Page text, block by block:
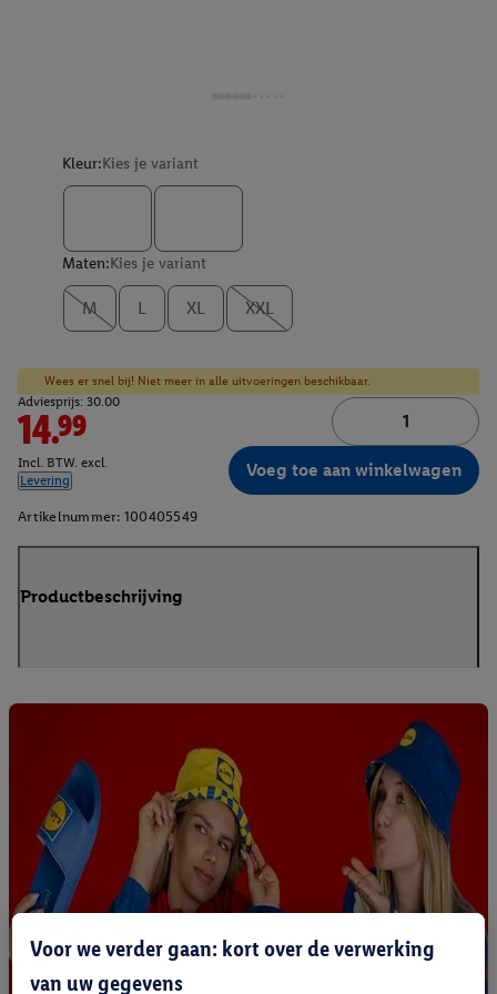
Kleur:Kies je variant
Maten:Kies je variant
M L XL XXL
Wees er snel bij! Niet meer in alle uitvoeringen beschikbaar.
Adviesprijs: 30.00
14.99
Incl. BTW. excl.
Levering
Voeg toe aan winkelwagen
Artikelnummer: 100405549
Productbeschrijving
Voor we verder gaan: kort over de verwerking
van uw gegevens